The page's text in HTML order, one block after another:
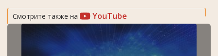
Смотрите также на YouTube